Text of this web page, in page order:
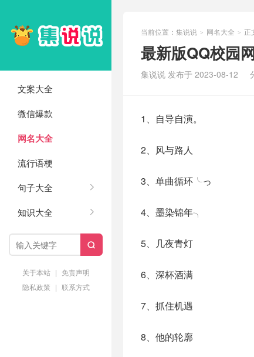
文案大全
微信爆款
网名大全
流行语梗
句子大全
知识大全

关于本站 | 免责声明
隐私政策 | 联系方式
当前位置： 集说说 > 网名大全 > 正
最新版QQ校园
集说说 发布于 2023-08-12
1、自导自演。
2、风与路人
3、单曲循环╰っ
4、墨染锦年╮
5、几夜青灯
6、深杯酒满
7、抓住机遇
8、他的轮廓